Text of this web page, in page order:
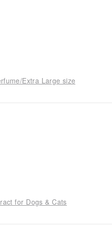
Extra Large size
for Dogs & Cats